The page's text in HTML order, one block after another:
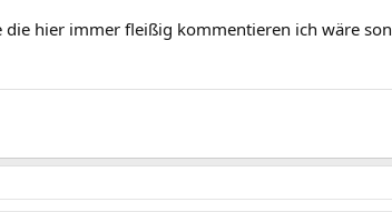
die hier immer fleißig kommentieren ich wäre